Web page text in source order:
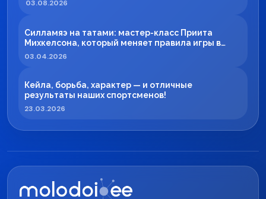
03.08.2026
Силламяэ на татами: мастер-класс Приита
Михкелсона, который меняет правила игры в
регионе
03.04.2026
Кейла, борьба, характер — и отличные
результаты наших спортсменов!
23.03.2026